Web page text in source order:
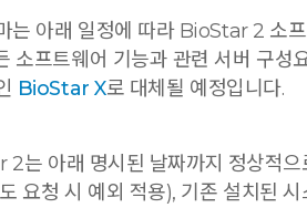
는 아래 일정에 따라 BioStar 2 소
소프트웨어 기능과 관련 서버 구성
BioStar X로 대체될 예정입니다.
2는 아래 명시된 날짜까지 정상적으
요청 시 예외 적용), 기존 설치된